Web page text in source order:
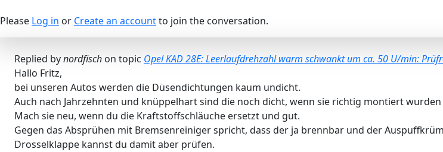
Please Log in or Create an accountto join the conversation.
Replied bynordfischon topic Opel KAD 28E: Leerlaufdrehzahl warm schwankt um ca. 50 U/min:
Hallo Fritz,
bei unseren Autos werden die Düsendichtungen kaum undicht.
Auch nach Jahrzehnten und knüppelhart sind die noch dicht, wenn sie richtig montiert
Mach sie neu, wenn du die Kraftstoffschläuche ersetzt und gut.
Gegen das Absprühen mit Bremsenreiniger spricht, dass der ja brennbar und der
Drosselklappe kannst du damit aber prüfen.